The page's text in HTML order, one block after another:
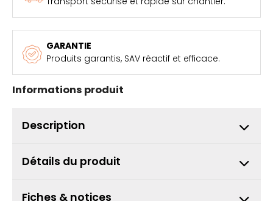
GARANTIE
Produits garantis, SAV réactif et efficace.
Informations produit
Description
Détails du produit
Fiches & notices